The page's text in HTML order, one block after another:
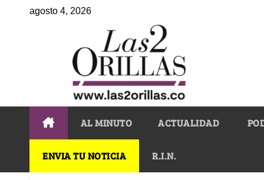
agosto 4, 2026
AL MINUTO ACTUALIDAD
ENVIA TU NOTICIA R.I.N.